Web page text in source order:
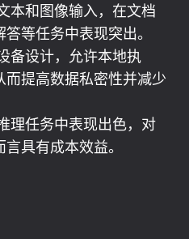
本和图像输入，在文档
等任务中表现突出。
备设计，允许本地执
提高数据私密性并减少
理任务中表现出色，对
具有成本效益。